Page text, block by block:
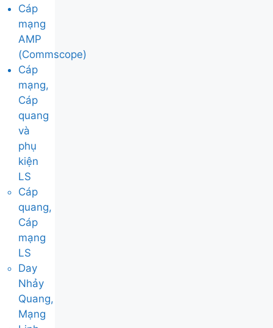
Cáp
mạng
AMP
(Commscope)
Cáp
mạng,
Cáp
quang
và
phụ
kiện
LS
Cáp
quang,
Cáp
mạng
LS
Day
Nhảy
Quang,
Mạng